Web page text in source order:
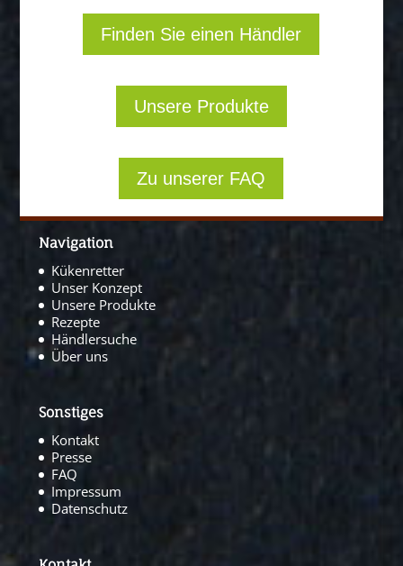
Finden Sie einen Händler
Unsere Produkte
Zu unserer FAQ
Navigation
Kükenretter
Unser Konzept
Unsere Produkte
Rezepte
Händlersuche
Über uns
Sonstiges
Kontakt
Presse
FAQ
Impressum
Datenschutz